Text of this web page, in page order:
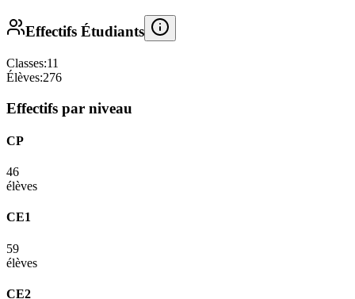
Effectifs Étudiants
Classes:11
Élèves:276
Effectifs par niveau
CP
46
élèves
CE1
59
élèves
CE2